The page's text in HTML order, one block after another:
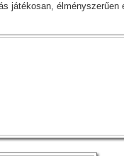
játékosan,